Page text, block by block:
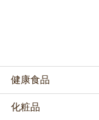
健康食品
化粧品